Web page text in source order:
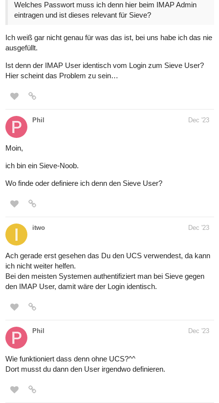
Welches Passwort muss ich denn hier beim IMAP Admin
eintragen und ist dieses relevant für Sieve?
Ich weiß gar nicht genau für was das ist, bei uns habe ich das nie
ausgefüllt.
Ist denn der IMAP User identisch vom Login zum Sieve User?
Hier scheint das Problem zu sein…
Phil Dec '23
Moin,
ich bin ein Sieve-Noob.
Wo finde oder definiere ich denn den Sieve User?
itwo Dec '23
Ach gerade erst gesehen das Du den UCS verwendest, da kann
ich nicht weiter helfen.
Bei den meisten Systemen authentifiziert man bei Sieve gegen
den IMAP User, damit wäre der Login identisch.
Phil Dec '23
Wie funktioniert dass denn ohne UCS?^^
Dort musst du dann den User irgendwo definieren.